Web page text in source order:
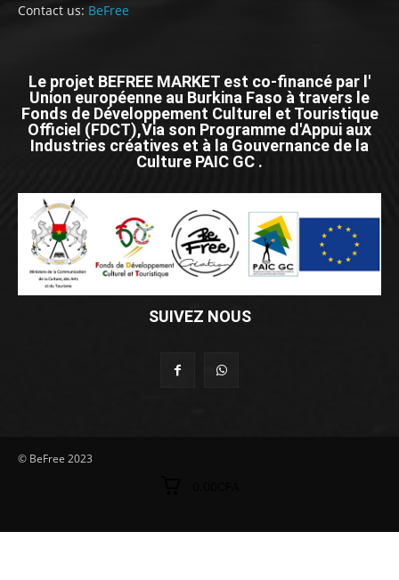
Contact us: BeFree
Le projet BEFREE MARKET est co-financé par l'
Union européenne au Burkina Faso à travers le
Fonds de Développement Culturel et Touristique
Officiel (FDCT),Via son Programme d'Appui aux
Industries créatives et à la Gouvernance de la
Culture PAIC GC .
SUIVEZ NOUS
© BeFree 2023